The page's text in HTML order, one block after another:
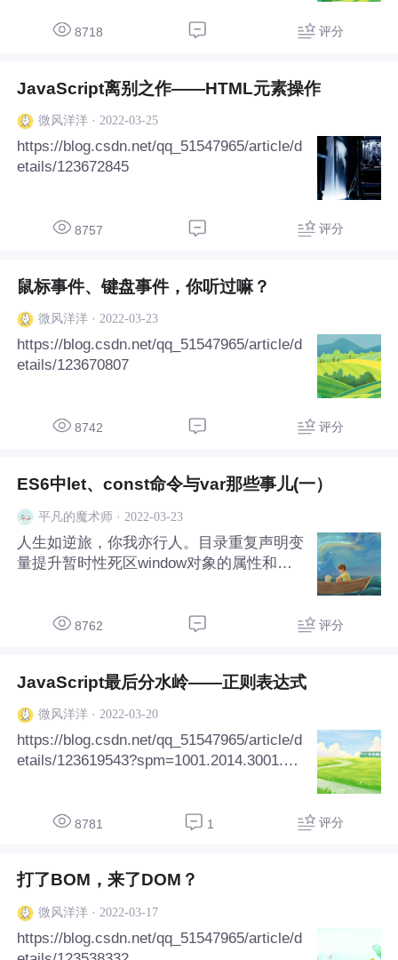
【注意】迭代公式中的^代表幂运算。并且
（一行）：1.57输出（一行）：1.0000一、
程序代码#!/usr/bin/python# -*- coding: UTF
-8..
8718 评分
JavaScript离别之作——HTML元素操作
微风洋洋· 2022-03-25
https://blog.csdn.net/qq_51547965/article/d
etails/123672845
8757 评分
鼠标事件、键盘事件，你听过嘛？
微风洋洋· 2022-03-23
https://blog.csdn.net/qq_51547965/article/d
etails/123670807
8742 评分
ES6中let、const命令与var那些事儿(一）
平凡的魔术师· 2022-03-23
人生如逆旅，你我亦行人。目录重复声明变
量提升暂时性死区window对象的属性和方
变量或常量，又声明了一遍。var\color{#ff0
st不允许重复声明。var a = 1;var a = 2;con
sole.log(a); //2let..
8762 评分
JavaScript最后分水岭——正则表达式
微风洋洋· 2022-03-20
https://blog.csdn.net/qq_51547965/article/d
etails/123619543?spm=1001.2014.3001.55
8781 1 评分
打了BOM，来了DOM？
微风洋洋· 2022-03-17
https://blog.csdn.net/qq_51547965/article/d